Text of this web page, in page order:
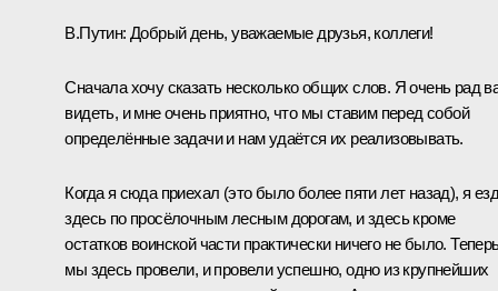
В.Путин: Добрый день, уважаемые друзья, коллеги!
Сначала хочу сказать несколько общих слов. Я очень рад
видеть, и мне очень приятно, что мы ставим перед собой
определённые задачи и нам удаётся их реализовывать.
Когда я сюда приехал (это было более пяти лет назад), я
здесь по просёлочным лесным дорогам, и здесь кроме
остатков воинской части практически ничего не было.
мы здесь провели, и провели успешно, одно из крупнейших